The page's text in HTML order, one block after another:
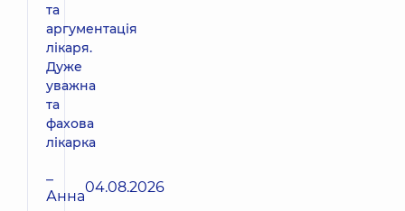
та
аргументація
лікаря.
Дуже
уважна
та
фахова
лікарка
–
Анна04.08.2026